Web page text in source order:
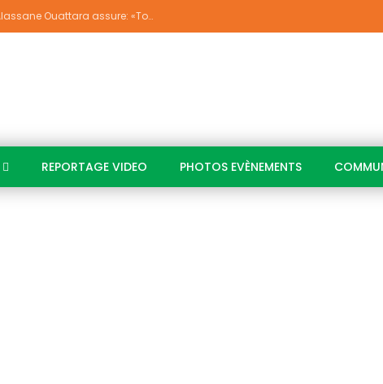
Déguerpissements à Koumassi/ Alassane Ouattara assure: «Toutes les responsabilités seront établies et elles donneront lieu aux sanctions prévues par la loi»
REPORTAGE VIDEO PHOTOS EVÈNEMENTS